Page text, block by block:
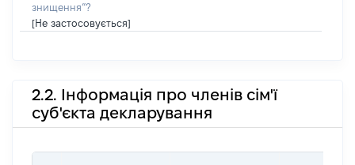
знищення”?
[Не застосовується]
2.2. Інформація про членів сім'ї
суб'єкта декларування